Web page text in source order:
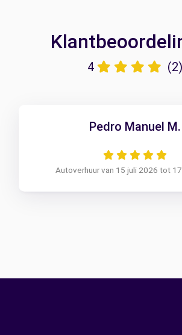
4 (2)
Pedro Manuel M.
Autoverhuur van 15 juli 2026 tot